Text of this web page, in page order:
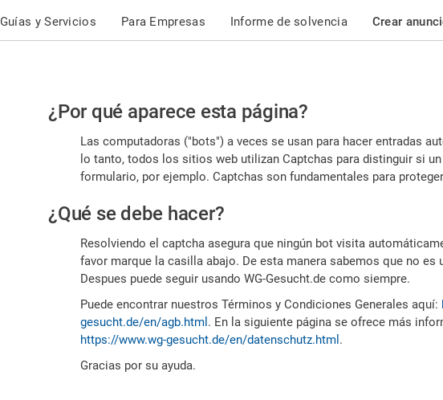
Guías y Servicios Para Empresas Informe de solvencia Crear
Por
favor,
confirme
es
humano
¿Por qué aparece esta página?
Las computadoras ("bots") a veces se usan para hacer entradas
lo tanto, todos los sitios web utilizan Captchas para distinguir si
formulario, por ejemplo. Captchas son fundamentales para
¿Qué se debe hacer?
Resolviendo el captcha asegura que ningún bot visita
favor marque la casilla abajo. De esta manera sabemos que no es
Despues puede seguir usando WG-Gesucht.de como siempre.
Puede encontrar nuestros Términos y Condiciones Generales aquí:
gesucht.de/en/agb.html . En la siguiente página se ofrece más
https://www.wg-gesucht.de/en/datenschutz.html .
Gracias por su ayuda.